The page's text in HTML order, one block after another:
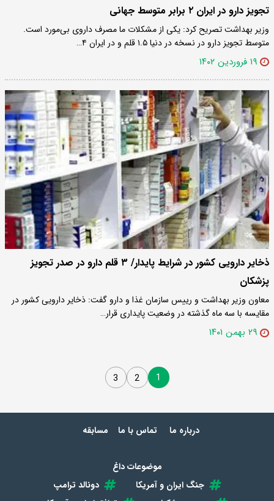
تجویز دارو در ایران ۲ برابر متوسط جهانی
وزیر بهداشت تصریح کرد: یکی از مشکلات ما مصرف داروی بی‌مورد است.
متوسط تجویز دارو در نسخه در دنیا ۱.۵ قلم و در ایران ۴…
۱۹ فروردین ۱۴۰۲
ذخایر دارویی کشور در شرایط پایدار/ ۳ قلم دارو در صدر تجویز
پزشکان
معاون وزیر بهداشت و رییس سازمان غذا و دارو گفت: ذخایر دارویی کشور در
مقایسه با سه ماه گذشته در وضعیت پایداری قرار…
۲۹ بهمن ۱۴۰۱
1
2
3
درباره ما تماس با ما مسابقه
موضوعات داغ
جنگ ایران و آمریکا
دونالد ترامپ